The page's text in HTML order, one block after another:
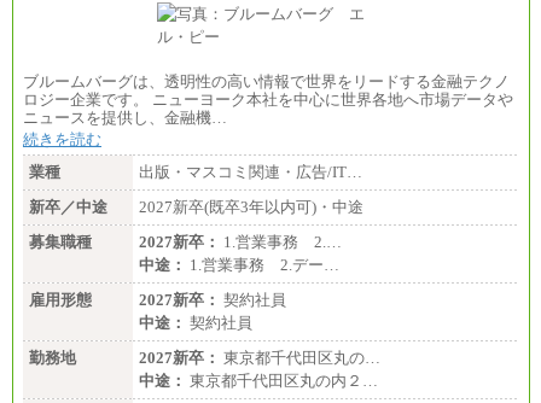
ブルームバーグは、透明性の高い情報で世界をリードする金融テクノ
ロジー企業です。 ニューヨーク本社を中心に世界各地へ市場データや
ニュースを提供し、金融機…
続きを読む
業種
出版・マスコミ関連・広告/IT…
新卒／中途
2027新卒(既卒3年以内可)・中途
募集職種
2027新卒： 1.営業事務 2.…
中途： 1.営業事務 2.デー…
雇用形態
2027新卒： 契約社員
中途： 契約社員
勤務地
2027新卒： 東京都千代田区丸の…
中途： 東京都千代田区丸の内２…